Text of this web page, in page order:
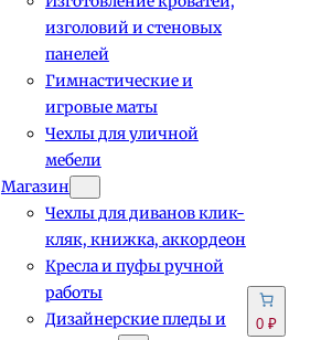
изголовий и стеновых
панелей
Гимнастические и
игровые маты
Чехлы для уличной
мебели
Магазин
Чехлы для диванов клик-
кляк, книжка, аккордеон
Кресла и пуфы ручной
работы
Дизайнерские пледы и
0 ₽